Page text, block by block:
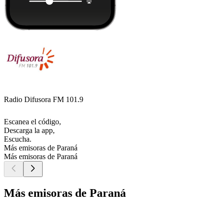
Radio Difusora FM 101.9
Escanea el código,
Descarga la app,
Escucha.
Más emisoras de Paraná
Más emisoras de Paraná
Más emisoras de Paraná